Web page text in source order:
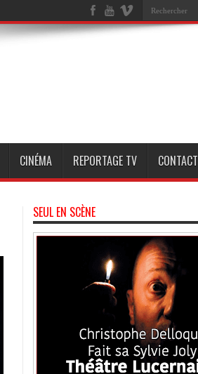
CINÉMA REPORTAGE TV CONTACT
SEUL EN SCÈNE